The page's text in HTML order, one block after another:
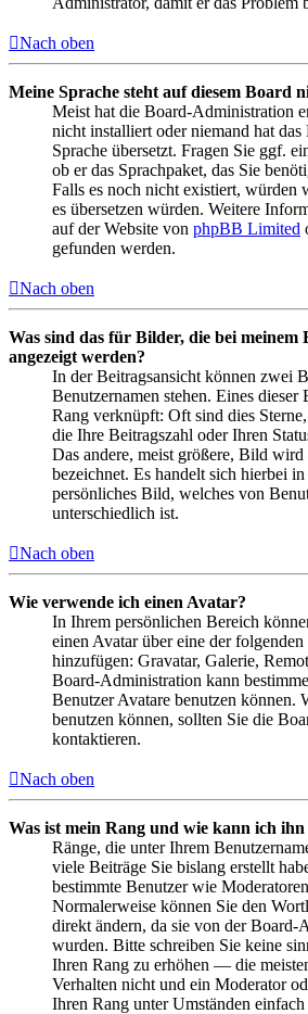
Nach oben
Meine Sprache steht auf diesem Board
Meist hat die Board-Administration
nicht installiert oder niemand hat
Sprache übersetzt. Fragen Sie ggf.
ob er das Sprachpaket, das Sie
Falls es noch nicht existiert, würden
es übersetzen würden. Weitere
auf der Website von phpBB Limited
gefunden werden.
Nach oben
Was sind das für Bilder, die bei meinem
angezeigt werden?
In der Beitragsansicht können zwei
Benutzernamen stehen. Eines
Rang verknüpft: Oft sind dies
die Ihre Beitragszahl oder Ihren
Das andere, meist größere, Bild wird
bezeichnet. Es handelt sich hierbei
persönliches Bild, welches von
unterschiedlich ist.
Nach oben
Wie verwende ich einen Avatar?
In Ihrem persönlichen Bereich
einen Avatar über eine der
hinzufügen: Gravatar, Galerie,
Board-Administration kann
Benutzer Avatare benutzen können.
benutzen können, sollten Sie die
kontaktieren.
Nach oben
Was ist mein Rang und wie kann ich
Ränge, die unter Ihrem
viele Beiträge Sie bislang erstellt
bestimmte Benutzer wie
Normalerweise können Sie den
direkt ändern, da sie von der Board-
wurden. Bitte schreiben Sie keine
Ihren Rang zu erhöhen — die
Verhalten nicht und ein Moderator
Ihren Rang unter Umständen